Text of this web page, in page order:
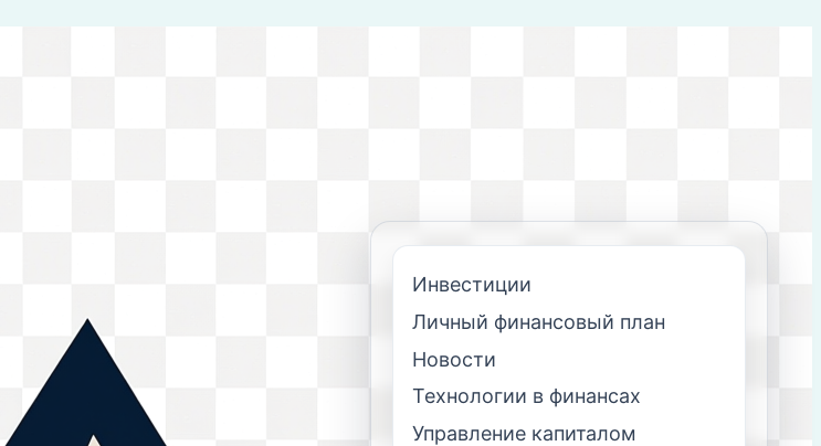
Инвестиции
Личный финансовый план
Новости
Технологии в финансах
Управление капиталом